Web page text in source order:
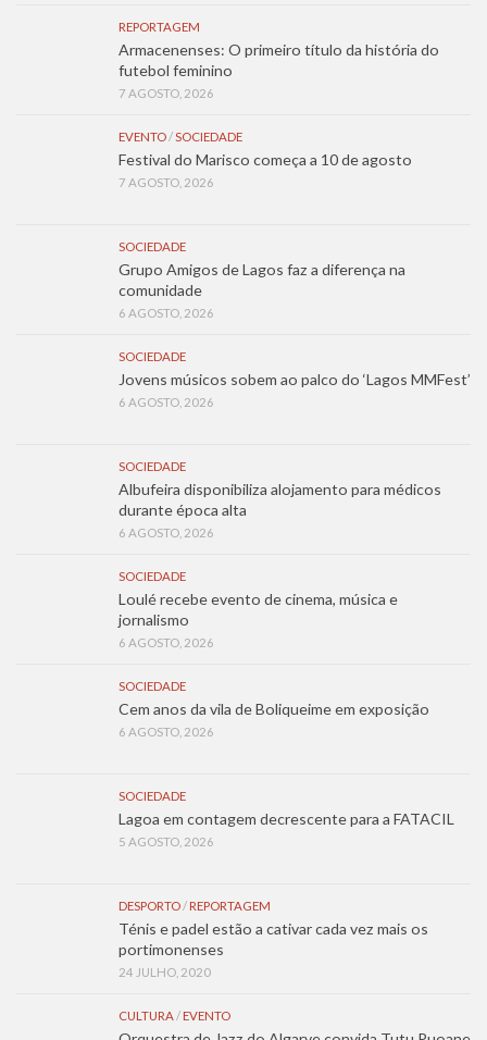
REPORTAGEM
Armacenenses: O primeiro título da história do
futebol feminino
7 AGOSTO, 2026
EVENTO/SOCIEDADE
Festival do Marisco começa a 10 de agosto
7 AGOSTO, 2026
SOCIEDADE
Grupo Amigos de Lagos faz a diferença na
comunidade
6 AGOSTO, 2026
SOCIEDADE
Jovens músicos sobem ao palco do ‘Lagos MMFest’
6 AGOSTO, 2026
SOCIEDADE
Albufeira disponibiliza alojamento para médicos
durante época alta
6 AGOSTO, 2026
SOCIEDADE
Loulé recebe evento de cinema, música e
jornalismo
6 AGOSTO, 2026
SOCIEDADE
Cem anos da vila de Boliqueime em exposição
6 AGOSTO, 2026
SOCIEDADE
Lagoa em contagem decrescente para a FATACIL
5 AGOSTO, 2026
DESPORTO/ REPORTAGEM
Ténis e padel estão a cativar cada vez mais os
portimonenses
24 JULHO, 2020
CULTURA/ EVENTO